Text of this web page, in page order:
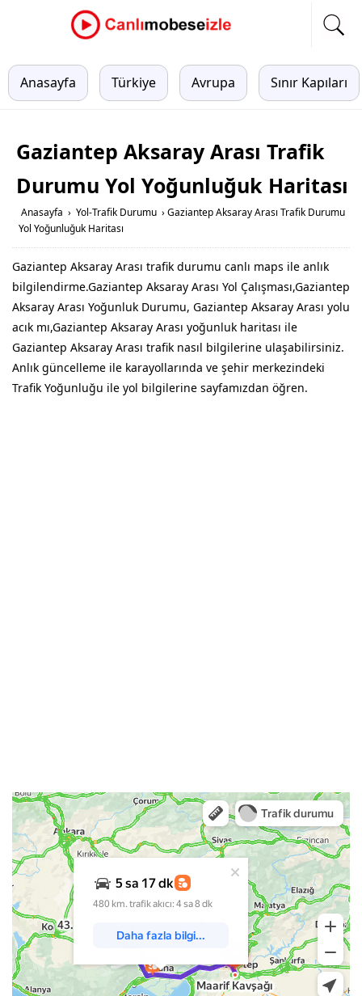
Anasayfa Türkiye Avrupa Sınır Kapıları
Gaziantep Aksaray Arası Trafik
Durumu Yol Yoğunluğuk Haritası
Anasayfa › Yol-Trafik Durumu › Gaziantep Aksaray Arası Trafik Durumu
Yol Yoğunluğuk Haritası
Gaziantep Aksaray Arası trafik durumu canlı maps ile anlık
bilgilendirme.Gaziantep Aksaray Arası Yol Çalışması,Gaziantep
Aksaray Arası Yoğunluk Durumu, Gaziantep Aksaray Arası yolu
acık mı,Gaziantep Aksaray Arası yoğunluk haritası ile
Gaziantep Aksaray Arası trafik nasıl bilgilerine ulaşabilirsiniz.
Anlık güncelleme ile karayollarında ve şehir merkezindeki
Trafik Yoğunluğu ile yol bilgilerine sayfamızdan öğren.